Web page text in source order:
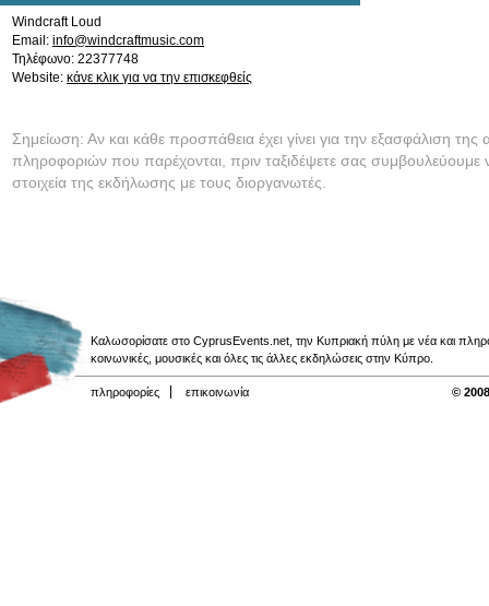
Windcraft Loud
Email: info@windcraftmusic.com
Τηλέφωνο: 22377748
Website: κάνε κλικ για να την επισκεφθείς
Σημείωση: Αν και κάθε προσπάθεια έχει γίνει για την εξασφάλιση της
πληροφοριών που παρέχονται, πριν ταξιδέψετε σας συμβουλεύουμε
στοιχεία της εκδήλωσης με τους διοργανωτές.
Καλωσορίσατε στο CyprusEvents.net, την Κυπριακή πύλη με νέα και
κοινωνικές, μουσικές και όλες τις άλλες εκδηλώσεις στην Κύπρο.
πληροφορίες επικοινωνία ©